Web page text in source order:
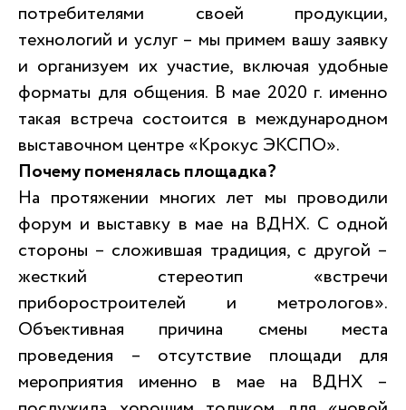
потребителями своей продукции,
технологий и услуг – мы примем вашу заявку
и организуем их участие, включая удобные
форматы для общения. В мае 2020 г. именно
такая встреча состоится в международном
выставочном центре «Крокус ЭКСПО».
Почему поменялась площадка?
На протяжении многих лет мы проводили
форум и выставку в мае на ВДНХ. С одной
стороны – сложившая традиция, с другой –
жесткий стереотип «встречи
приборостроителей и метрологов».
Объективная причина смены места
проведения – отсутствие площади для
мероприятия именно в мае на ВДНХ –